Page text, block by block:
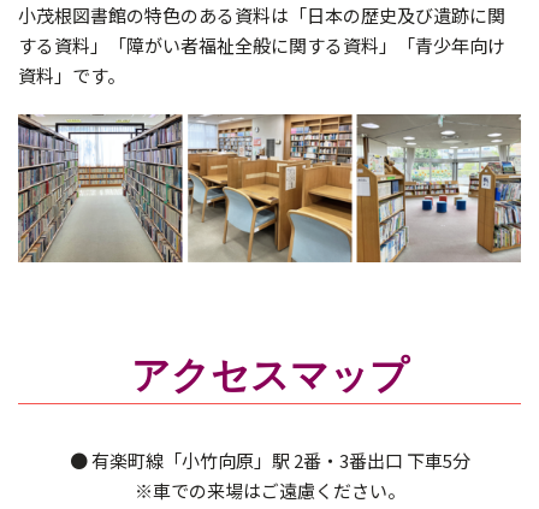
小茂根図書館の特色のある資料は「日本の歴史及び遺跡に関
する資料」「障がい者福祉全般に関する資料」「青少年向け
資料」です。
アクセスマップ
● 有楽町線「小竹向原」駅 2番・3番出口 下車5分
※車での来場はご遠慮ください。